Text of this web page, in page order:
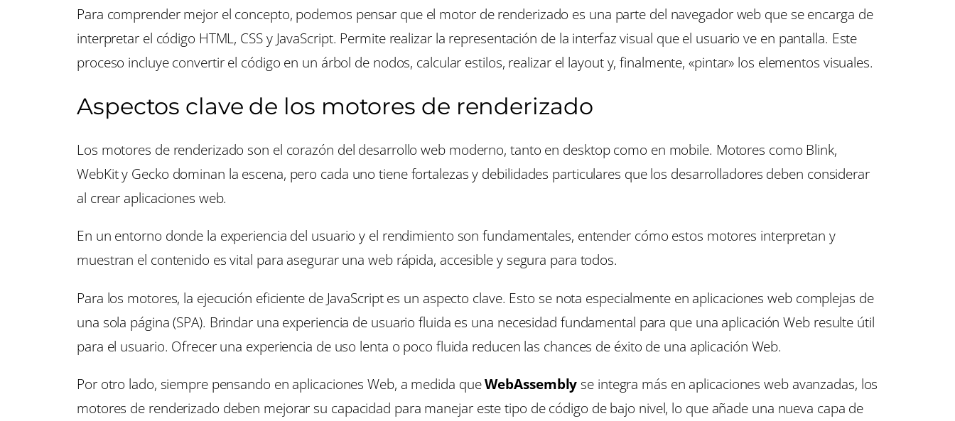
Para comprender mejor el concepto, podemos pensar que el motor de renderizado es una parte del navegador web que se encarga de
interpretar el código HTML, CSS y JavaScript. Permite realizar la representación de la interfaz visual que el usuario ve en pantalla. Este
proceso incluye convertir el código en un árbol de nodos, calcular estilos, realizar el layout y, finalmente, «pintar» los elementos visuales.
Aspectos clave de los motores de renderizado
Los motores de renderizado son el corazón del desarrollo web moderno, tanto en desktop como en mobile. Motores como Blink,
WebKit y Gecko dominan la escena, pero cada uno tiene fortalezas y debilidades particulares que los desarrolladores deben considerar
al crear aplicaciones web.
En un entorno donde la experiencia del usuario y el rendimiento son fundamentales, entender cómo estos motores interpretan y
muestran el contenido es vital para asegurar una web rápida, accesible y segura para todos.
Para los motores, la ejecución eficiente de JavaScript es un aspecto clave. Esto se nota especialmente en aplicaciones web complejas de
una sola página (SPA). Brindar una experiencia de usuario fluida es una necesidad fundamental para que una aplicación Web resulte útil
para el usuario. Ofrecer una experiencia de uso lenta o poco fluida reducen las chances de éxito de una aplicación Web.
Por otro lado, siempre pensando en aplicaciones Web, a medida queWebAssembly se integra más en aplicaciones web avanzadas, los
motores de renderizado deben mejorar su capacidad para manejar este tipo de código de bajo nivel, lo que añade una nueva capa de